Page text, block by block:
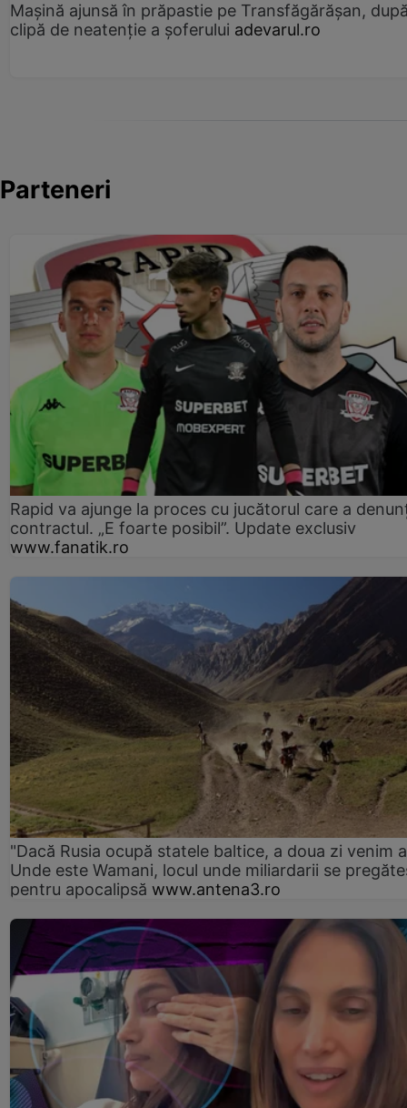
Mașină ajunsă în prăpastie pe Transfăgărășan,
clipă de neatenție a șoferului adevarul.ro
Parteneri
Rapid va ajunge la proces cu jucătorul care a
contractul. „E foarte posibil”. Update exclusiv
www.fanatik.ro
"Dacă Rusia ocupă statele baltice, a doua zi venim
Unde este Wamani, locul unde miliardarii se
pentru apocalipsă www.antena3.ro